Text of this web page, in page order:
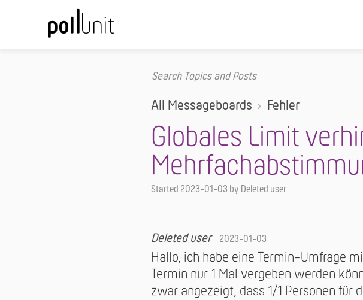
All Messageboards Fehler
Globales Limit
Started 2023-01-03 by Deleted user
Deleted user 2023-01-03
Hallo, ich habe eine Termin-Umfrage
Termin nur 1 Mal vergeben werden
zwar angezeigt, dass 1/1 Personen